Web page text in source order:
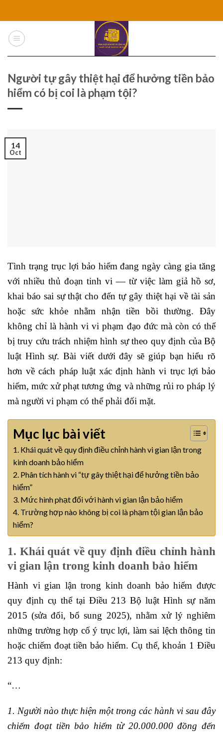
content
Người tự gây thiệt hại để hưởng tiền bảo
hiểm có bị coi là phạm tội?
14
Oct
Tình trạng trục lợi bảo hiểm đang ngày càng gia tăng
với nhiều thủ đoạn tinh vi — từ việc làm giả hồ sơ,
khai báo sai sự thật cho đến tự gây thiệt hại về tài sản
hoặc sức khỏe nhằm nhận tiền bồi thường. Đây
không chỉ là hành vi vi phạm đạo đức mà còn có thể
bị truy cứu trách nhiệm hình sự theo quy định của Bộ
luật Hình sự. Bài viết dưới đây sẽ giúp bạn hiểu rõ
hơn về cách pháp luật xác định hành vi trục lợi bảo
hiểm, mức xử phạt tương ứng và những rủi ro pháp lý
mà người vi phạm có thể phải đối mặt.
Mục lục bài viết
1. Khái quát về quy định điều chỉnh hành vi gian lận trong
kinh doanh bảo hiểm
2. Phân tích hành vi “tự gây thiệt hại để hưởng tiền bảo
hiểm”
3. Mức hình phạt đối với hành vi gian lận bảo hiểm
4. Trường hợp nào không bị coi là phạm tội gian lận bảo
hiểm?
1. Khái quát về quy định điều chỉnh hành
vi gian lận trong kinh doanh bảo hiểm
Hành vi gian lận trong kinh doanh bảo hiểm được
quy định cụ thể tại Điều 213 Bộ luật Hình sự năm
2015 (sửa đổi, bổ sung 2025), nhằm xử lý nghiêm
những trường hợp cố ý trục lợi, làm sai lệch thông tin
hoặc chiếm đoạt tiền bảo hiểm. Cụ thể, khoản 1 Điều
213 quy định:
“…
1. Người nào thực hiện một trong các hành vi sau đây
chiếm đoạt tiền bảo hiểm từ 20.000.000 đồng đến